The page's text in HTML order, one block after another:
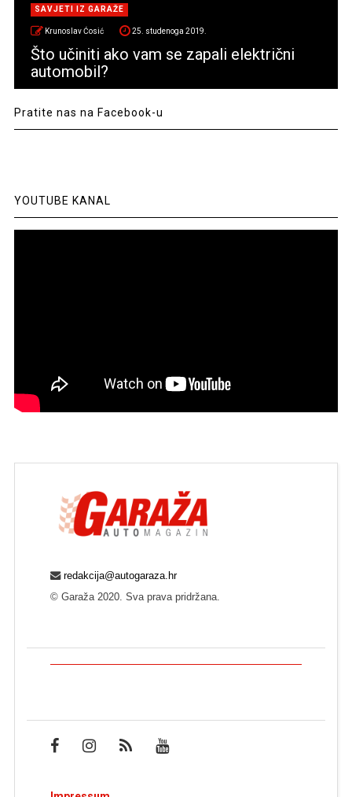
SAVJETI IZ GARAŽE
Krunoslav Ćosić 25. studenoga 2019.
Što učiniti ako vam se zapali električni
automobil?
Pratite nas na Facebook-u
YOUTUBE KANAL
redakcija@autogaraza.hr
© Garaža 2020. Sva prava pridržana.